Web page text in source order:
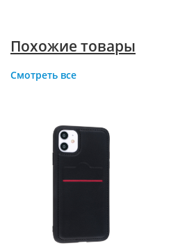
Похожие товары
Смотреть все